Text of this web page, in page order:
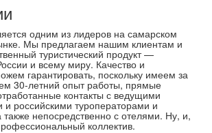
одним из лидеров на самарском
Мы предлагаем нашим клиентам и
туристический продукт —
и всему миру. Качество и
гарантировать, поскольку имеем за
30-летний опыт работы, прямые
контакты с ведущими
российскими туроператорами и
также непосредственно с отелями. Ну, и,
коллектив.